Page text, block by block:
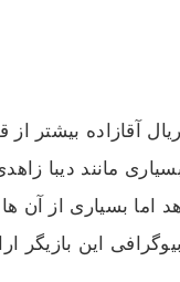
آقازاده بیشتر
مانند دیبا
اما بسیاری از
این بازیگر